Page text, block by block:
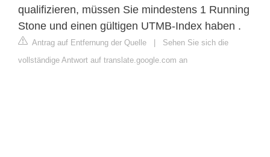
qualifizieren, müssen Sie mindestens 1 Running
Stone und einen gültigen UTMB-Index haben .
Antrag auf Entfernung der Quelle | Sehen Sie sich die
vollständige Antwort auf translate.google.com an